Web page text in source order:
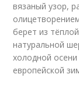
вязаный узор,
берет из
натуральной
холодной
европейской